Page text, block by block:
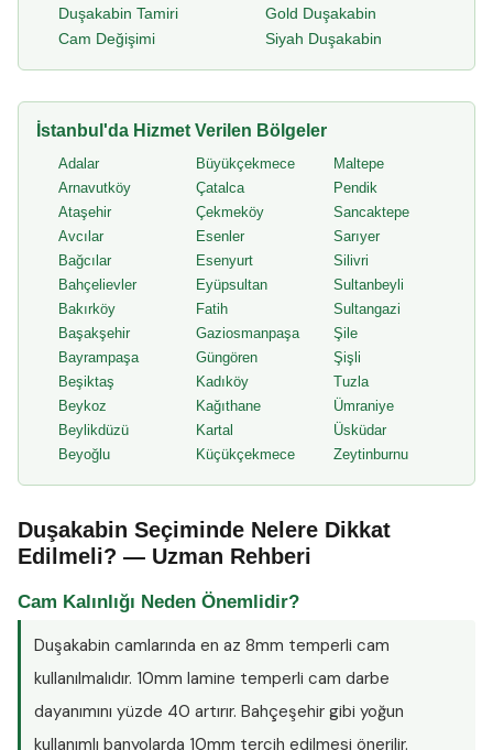
Duşakabin Tamiri
Cam Değişimi
Gold Duşakabin
Siyah Duşakabin
İstanbul'da Hizmet Verilen Bölgeler
Adalar
Arnavutköy
Ataşehir
Avcılar
Bağcılar
Bahçelievler
Bakırköy
Başakşehir
Bayrampaşa
Beşiktaş
Beykoz
Beylikdüzü
Beyoğlu
Büyükçekmece
Çatalca
Çekmeköy
Esenler
Esenyurt
Eyüpsultan
Fatih
Gaziosmanpaşa
Güngören
Kadıköy
Kağıthane
Kartal
Küçükçekmece
Maltepe
Pendik
Sancaktepe
Sarıyer
Silivri
Sultanbeyli
Sultangazi
Şile
Şişli
Tuzla
Ümraniye
Üsküdar
Zeytinburnu
Duşakabin Seçiminde Nelere Dikkat
Edilmeli? — Uzman Rehberi
Cam Kalınlığı Neden Önemlidir?
Duşakabin camlarında en az 8mm temperli cam
kullanılmalıdır. 10mm lamine temperli cam darbe
dayanımını yüzde 40 artırır. Bahçeşehir gibi yoğun
kullanımlı banyolarda 10mm tercih edilmesi önerilir.